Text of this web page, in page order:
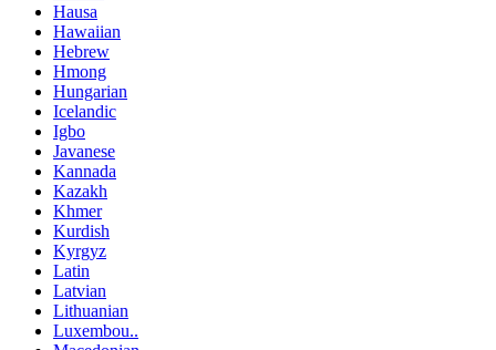
Hausa
Hawaiian
Hebrew
Hmong
Hungarian
Icelandic
Igbo
Javanese
Kannada
Kazakh
Khmer
Kurdish
Kyrgyz
Latin
Latvian
Lithuanian
Luxembou..